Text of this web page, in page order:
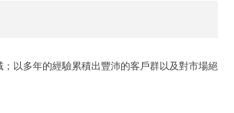
以多年的經驗累積出豐沛的客戶群以及對市場絕